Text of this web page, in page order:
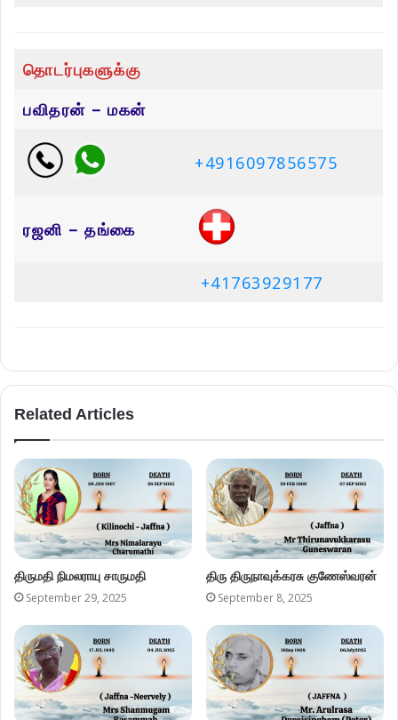
தொடர்புகளுக்கு
பவிதரன் – மகன்
+4916097856575
ரஜனி – தங்கை
+41763929177
Related Articles
திருமதி நிமலராயு சாருமதி
September 29, 2025
திரு திருநாவுக்கரசு குணேஸ்வரன்
September 8, 2025